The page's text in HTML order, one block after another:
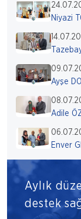
Niyazi
Ayşe
Adile
Enver
Aylık
destek